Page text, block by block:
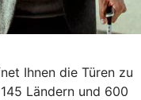
Ihnen die Türen zu
Ländern und 600